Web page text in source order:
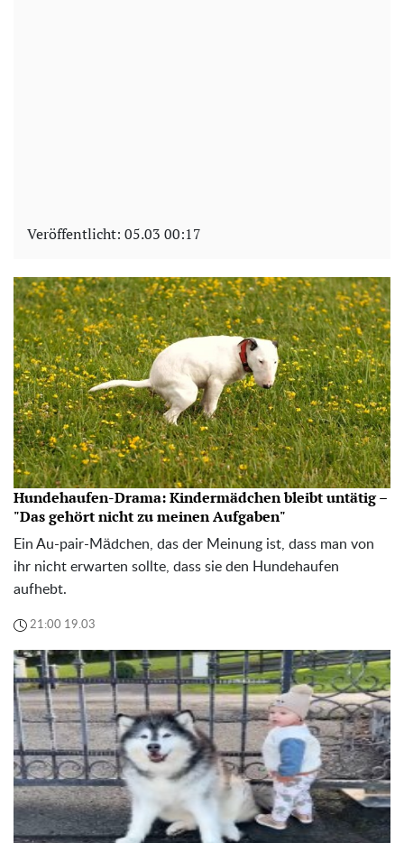
Veröffentlicht: 05.03 00:17
Hundehaufen-Drama: Kindermädchen bleibt untätig –
"Das gehört nicht zu meinen Aufgaben"
Ein Au-pair-Mädchen, das der Meinung ist, dass man von
ihr nicht erwarten sollte, dass sie den Hundehaufen
aufhebt.
21:00 19.03